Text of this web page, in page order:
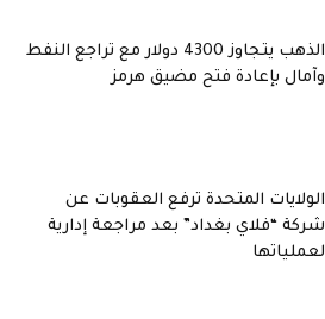
الذهب يتجاوز 4300 دولار مع تراجع النفط
وآمال بإعادة فتح مضيق هرمز
الولايات المتحدة ترفع العقوبات عن
شركة “فلاي بغداد” بعد مراجعة إدارية
لعملياتها